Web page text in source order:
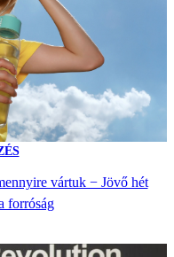
vártuk − Jövő hét
forróság